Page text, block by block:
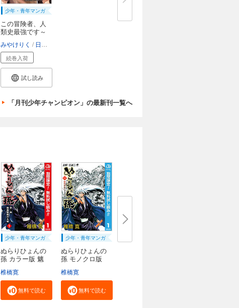
少年・青年マンガ
この冒険者、人
類史最強です～
みやけりく 日之影ソラ
続巻入荷
試し読み
「月刊少年チャンピオン」の最新刊一覧へ
少年・青年マンガ
ぬらりひょんの
孫 カラー版 魑
椎橋寛
無料で読む
少年・青年マンガ
ぬらりひょんの
孫 モノクロ版
椎橋寛
無料で読む